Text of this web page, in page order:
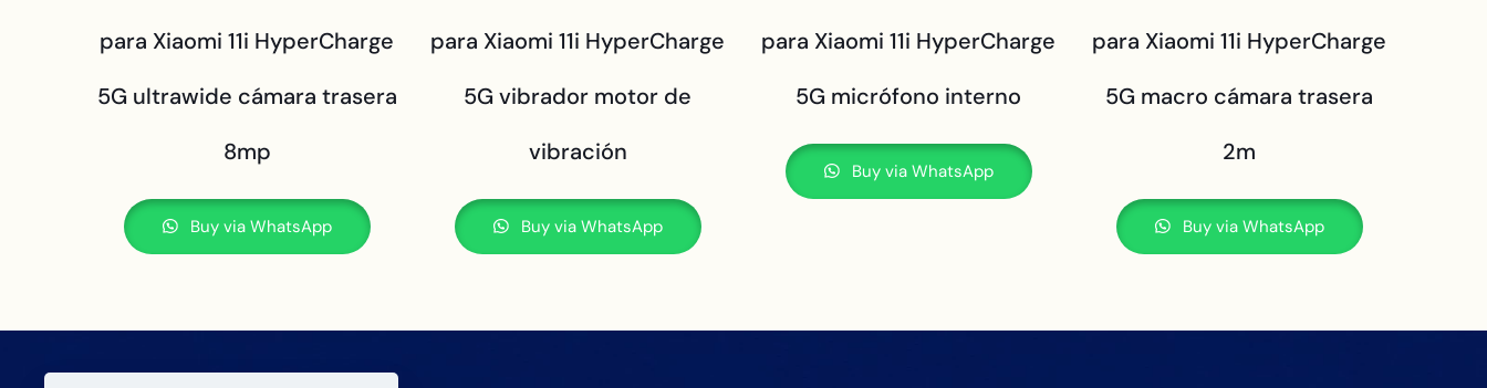
para Xiaomi 11i HyperCharge
5G ultrawide cámara trasera
8mp
Buy via WhatsApp
para Xiaomi 11i HyperCharge
5G vibrador motor de
vibración
Buy via WhatsApp
para Xiaomi 11i HyperCharge
5G micrófono interno
Buy via WhatsApp
para Xiaomi 11i HyperCharge
5G macro cámara trasera
2m
Buy via WhatsApp